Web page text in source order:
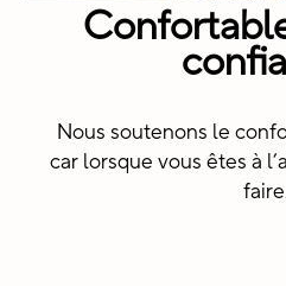
Nous soutenons le
car lorsque vous êtes à